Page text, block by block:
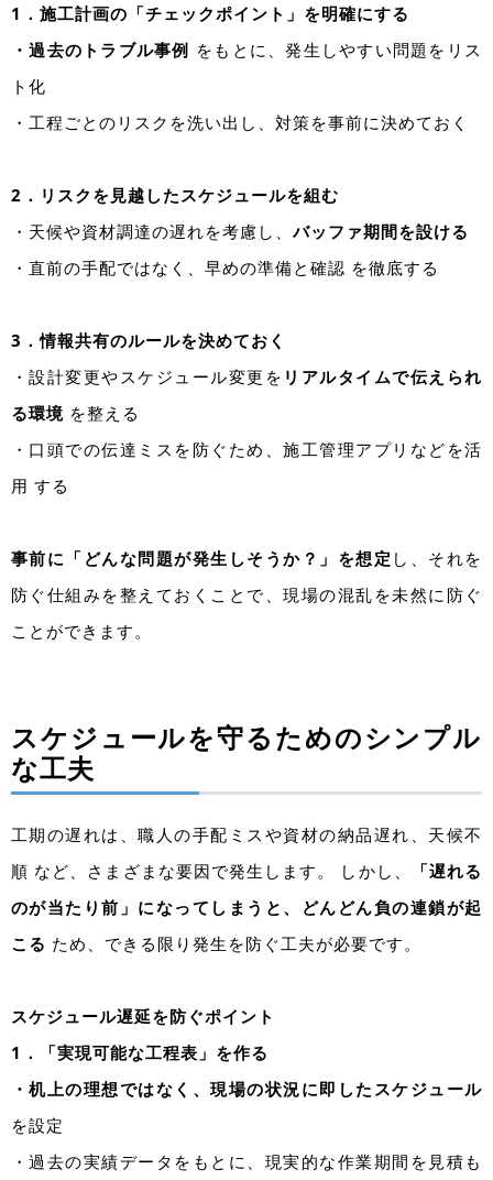
1．施工計画の「チェックポイント」を明確にする
・過去のトラブル事例 をもとに、発生しやすい問題をリス
ト化
・工程ごとのリスクを洗い出し、対策を事前に決めておく
2．リスクを見越したスケジュールを組む
・天候や資材調達の遅れを考慮し、 バッファ期間を設ける
・直前の手配ではなく、早めの準備と確認 を徹底する
3．情報共有のルールを決めておく
・設計変更やスケジュール変更を リアルタイムで伝えられ
る環境 を整える
・口頭での伝達ミスを防ぐため、施工管理アプリなどを活
用 する
事前に「どんな問題が発生しそうか？」を想定 し、それを
防ぐ仕組みを整えておくことで、現場の混乱を未然に防ぐ
ことができます。
スケジュールを守るためのシンプル
な工夫
工期の遅れは、職人の手配ミスや資材の納品遅れ、天候不
順 など、さまざまな要因で発生します。 しかし、
「遅れる
のが当たり前」になってしまうと、どんどん負の連鎖が起
こる ため、できる限り発生を防ぐ工夫が必要です。
スケジュール遅延を防ぐポイント
1．「実現可能な工程表」を作る
・机上の理想ではなく、現場の状況に即したスケジュール
を設定
・過去の実績データをもとに、現実的な作業期間を見積も